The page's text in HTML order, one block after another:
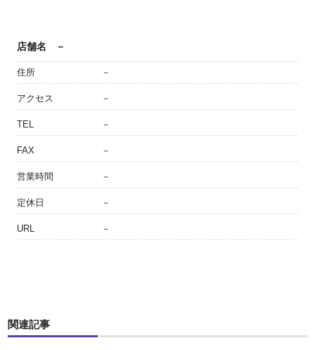
店舗名 －
住所 －
アクセス －
TEL －
FAX －
営業時間 －
定休日 －
URL －
関連記事